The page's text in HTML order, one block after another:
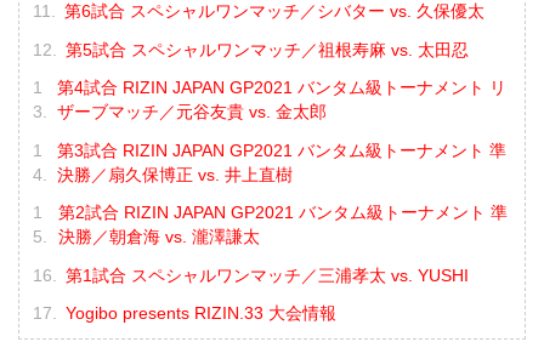
第6試合 スペシャルワンマッチ／シバター vs. 久保優太
第5試合 スペシャルワンマッチ／祖根寿麻 vs. 太田忍
第4試合 RIZIN JAPAN GP2021 バンタム級トーナメント リ
ザーブマッチ／元谷友貴 vs. 金太郎
第3試合 RIZIN JAPAN GP2021 バンタム級トーナメント 準
決勝／扇久保博正 vs. 井上直樹
第2試合 RIZIN JAPAN GP2021 バンタム級トーナメント 準
決勝／朝倉海 vs. 瀧澤謙太
第1試合 スペシャルワンマッチ／三浦孝太 vs. YUSHI
Yogibo presents RIZIN.33 大会情報